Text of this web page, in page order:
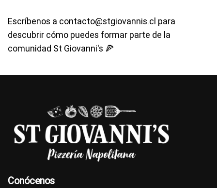
Escríbenos a contacto@stgiovannis.cl para
descubrir cómo puedes formar parte de la
comunidad St Giovanni's 🍕
Conócenos